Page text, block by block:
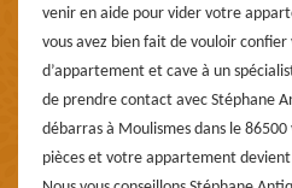
venir en aide pour vider votre
vous avez bien fait de vouloir
d’appartement et cave à un
de prendre contact avec Stéphane
débarras à Moulismes dans le
pièces et votre appartement